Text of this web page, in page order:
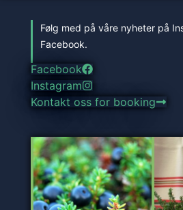
Følg med på våre nyheter på
Facebook.
Facebook
Instagram
Kontakt oss for booking